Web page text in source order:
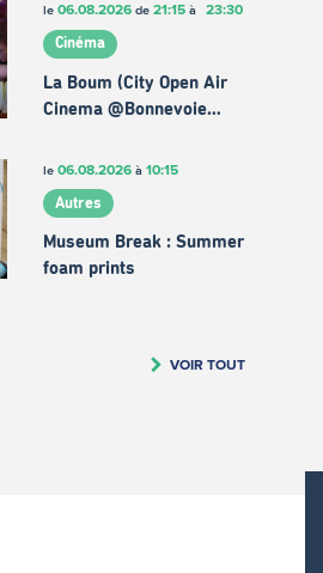
le 06.08.2026de 21:15à 23:30
Cinéma
La Boum (City Open Air
Cinema @Bonnevoie…
le 06.08.2026à 10:15
Autres
Museum Break : Summer
foam prints
VOIR TOUT